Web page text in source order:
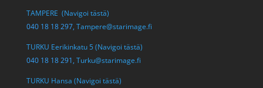
TAMPERE (Navigoi tästä)
040 18 18 297, Tampere@starimage.fi
TURKU Eerikinkatu 5 (Navigoi tästä)
040 18 18 291, Turku@starimage.fi
TURKU Hansa (Navigoi tästä)